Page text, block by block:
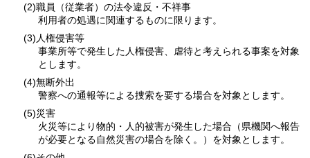
(2)職員（従業者）の法令違反・不祥事
利用者の処遇に関連するものに限ります。
(3)人権侵害等
事業所等で発生した人権侵害、虐待と考えられる事案を対象
とします。
(4)無断外出
警察への通報等による捜索を要する場合を対象とします。
(5)災害
火災等により物的・人的被害が発生した場合（県機関へ報告
が必要となる自然災害の場合を除く。）を対象とします。